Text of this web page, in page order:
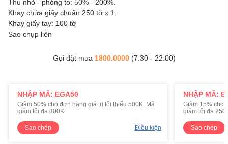
Thu nhỏ - phóng to: 50% - 200%.
Khay chứa giấy chuẩn 250 tờ x 1.
Khay giấy tay: 100 tờ
Sao chụp liên
Gọi đặt mua 1800.0000(7:30 - 22:00)
NHẬP MÃ: EGA50
Giảm 50% cho đơn hàng giá trị tối thiểu 500K. Mã
giảm tối đa 300K
Sao chép Điều kiện
NHẬP MÃ:
Giảm 15% cho
giảm tối đa
Sao chép